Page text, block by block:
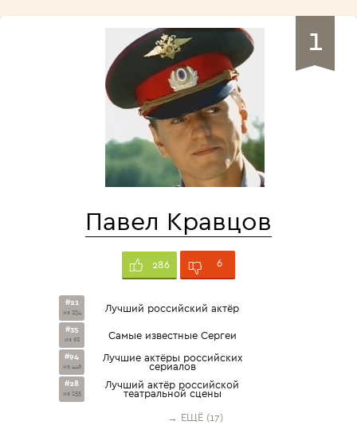
1
Павел Кравцов
286 6
#21
из 234 Лучший российский актёр
#35
из 92 Самые известные Сергеи
#94
из 446
Лучшие актёры российских
сериалов
#28
из 155
Лучший актёр российской
театральной сцены
→ ЕЩЁ (17)